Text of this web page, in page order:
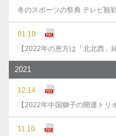
冬のスポーツの祭典 テレビ観
01.10
【2022年の恵方は「北北西
2021
12.14
【2022年中国獅子の開運トリ
11.10